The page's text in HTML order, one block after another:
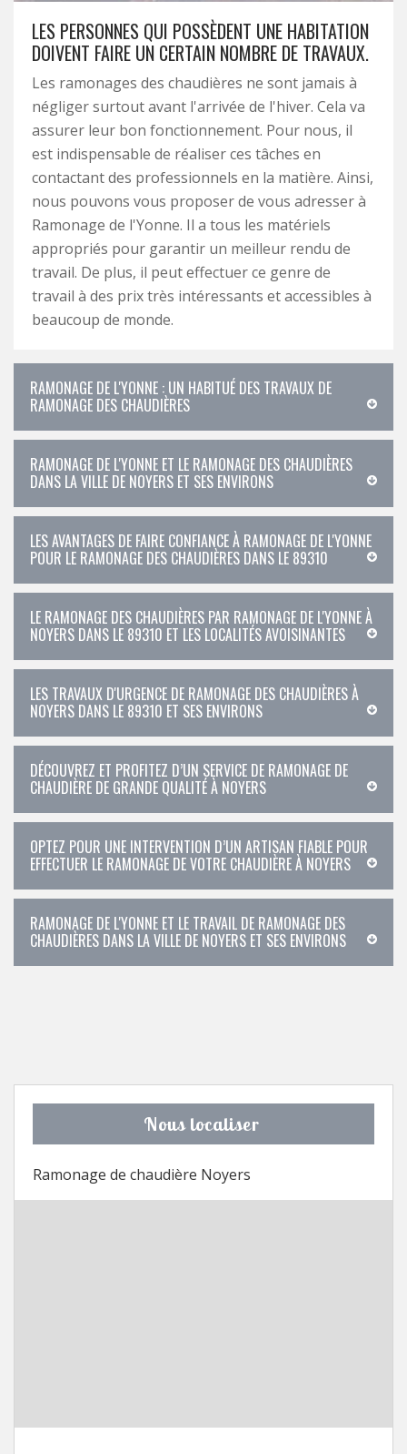
LES PERSONNES QUI POSSÈDENT UNE HABITATION
DOIVENT FAIRE UN CERTAIN NOMBRE DE TRAVAUX.
Les ramonages des chaudières ne sont jamais à
négliger surtout avant l'arrivée de l'hiver. Cela va
assurer leur bon fonctionnement. Pour nous, il
est indispensable de réaliser ces tâches en
contactant des professionnels en la matière. Ainsi,
nous pouvons vous proposer de vous adresser à
Ramonage de l'Yonne. Il a tous les matériels
appropriés pour garantir un meilleur rendu de
travail. De plus, il peut effectuer ce genre de
travail à des prix très intéressants et accessibles à
beaucoup de monde.
RAMONAGE DE L'YONNE : UN HABITUÉ DES TRAVAUX DE
RAMONAGE DES CHAUDIÈRES
RAMONAGE DE L'YONNE ET LE RAMONAGE DES CHAUDIÈRES
DANS LA VILLE DE NOYERS ET SES ENVIRONS
LES AVANTAGES DE FAIRE CONFIANCE À RAMONAGE DE L'YONNE
POUR LE RAMONAGE DES CHAUDIÈRES DANS LE 89310
LE RAMONAGE DES CHAUDIÈRES PAR RAMONAGE DE L'YONNE À
NOYERS DANS LE 89310 ET LES LOCALITÉS AVOISINANTES
LES TRAVAUX D'URGENCE DE RAMONAGE DES CHAUDIÈRES À
NOYERS DANS LE 89310 ET SES ENVIRONS
DÉCOUVREZ ET PROFITEZ D’UN SERVICE DE RAMONAGE DE
CHAUDIÈRE DE GRANDE QUALITÉ À NOYERS
OPTEZ POUR UNE INTERVENTION D’UN ARTISAN FIABLE POUR
EFFECTUER LE RAMONAGE DE VOTRE CHAUDIÈRE À NOYERS
RAMONAGE DE L'YONNE ET LE TRAVAIL DE RAMONAGE DES
CHAUDIÈRES DANS LA VILLE DE NOYERS ET SES ENVIRONS
Nous localiser
Ramonage de chaudière Noyers